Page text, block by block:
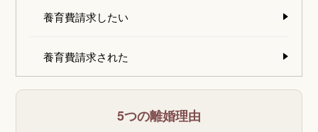
養育費請求したい
養育費請求された
5つの離婚理由